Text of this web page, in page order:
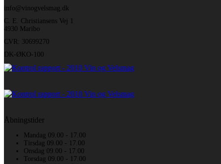
info@vinogvelsmag.dk
C. E. Christiansens Vej 1
4930 Maribo
CVR: 30699270
DK-ØKO-100
Åbningstider
Mandag 09.00 - 17.00
Tirsdag 09.00 - 17.00
Onsdag 09.00 - 17.00
Torsdag 09.00 - 17.00